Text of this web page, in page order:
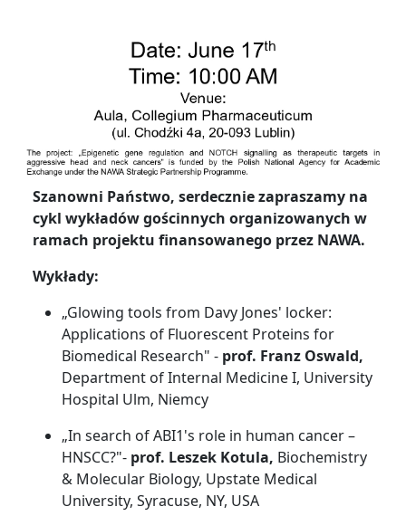
Szanowni Państwo, serdecznie zapraszamy na
cykl wykładów gościnnych organizowanych w
ramach projektu finansowanego przez NAWA.
Wykłady:
„Glowing tools from Davy Jones' locker:
Applications of Fluorescent Proteins for
Biomedical Research" - prof. Franz Oswald,
Department of Internal Medicine I, University
Hospital Ulm, Niemcy
„In search of ABI1's role in human cancer –
HNSCC?"- prof. Leszek Kotula, Biochemistry
& Molecular Biology, Upstate Medical
University, Syracuse, NY, USA